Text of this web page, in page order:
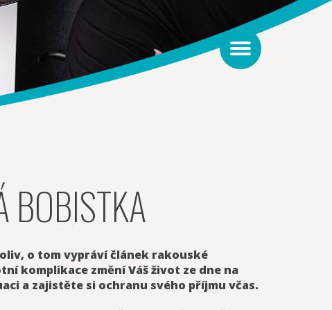
BOBISTKA
o tom vypráví článek rakouské
komplikace změní Váš život ze dne na
a zajistěte si ochranu svého příjmu včas.